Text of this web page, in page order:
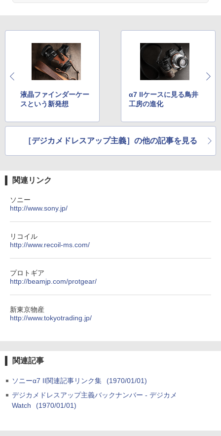
液晶ファインダーケー
スという新発想
α7 IIケースに見る鳥井
工房の進化
［デジカメドレスアップ主義］の他の記事を見る
関連リンク
ソニー
http://www.sony.jp/
リコイル
http://www.recoil-ms.com/
プロトギア
http://beamjp.com/protgear/
新東京物産
http://www.tokyotrading.jp/
関連記事
ソニーα7 II関連記事リンク集
(1970/01/01)
デジカメドレスアップ主義バックナンバー - デジカメ
Watch
(1970/01/01)